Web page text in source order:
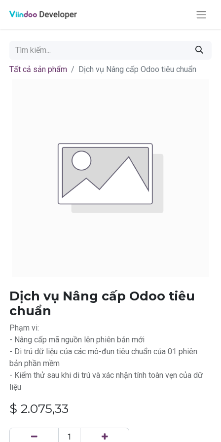
Tất cả sản phẩm Dịch vụ Nâng cấp Odoo tiêu chuẩn
Dịch vụ Nâng cấp Odoo tiêu
chuẩn
Phạm vi:
- Nâng cấp mã nguồn lên phiên bản mới
- Di trú dữ liệu của các mô-đun tiêu chuẩn của 01 phiên
bản phần mềm
- Kiểm thử sau khi di trú và xác nhận tính toàn vẹn của dữ
liệu
$2.075,33